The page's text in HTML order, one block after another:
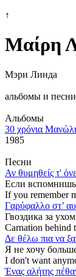
↑
Μαίρη
Мэри Линда
альбомы и
Альбомы
30 χρόνια
1985
Песни
Αν θυμηθείς τ'
Если
If you remember
Γαρύφαλλο στ’
Гвоздика за ухом
Carnation behind
Δε θέλω πια να
Я не хочу
I don't want
Ένας αλήτης